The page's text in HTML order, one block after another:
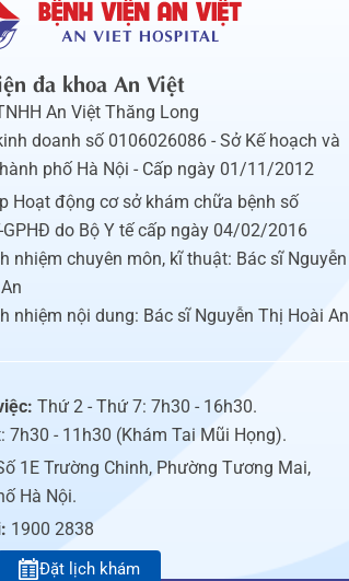
đa khoa An Việt
An Việt Thăng Long
doanh số 0106026086 - Sở Kế hoạch và
phố Hà Nội - Cấp ngày 01/11/2012
Hoạt động cơ sở khám chữa bệnh số
GPHĐ do Bộ Y tế cấp ngày 04/02/2016
nhiệm chuyên môn, kĩ thuật: Bác sĩ Nguyễn
nhiệm nội dung: Bác sĩ Nguyễn Thị Hoài An
Thứ 2 - Thứ 7: 7h30 - 16h30.
7h30 - 11h30 (Khám Tai Mũi Họng).
1E Trường Chinh, Phường Tương Mai,
Hà Nội.
1900 2838
Đặt lịch khám